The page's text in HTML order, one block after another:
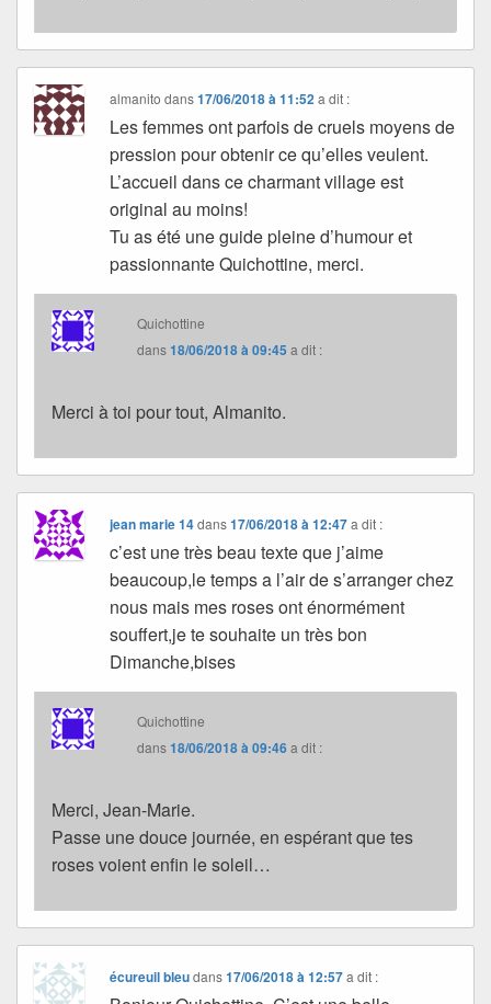
almanito dans17/06/2018 à 11:52 a dit :
Les femmes ont parfois de cruels moyens de
pression pour obtenir ce qu’elles veulent.
L’accueil dans ce charmant village est
original au moins!
Tu as été une guide pleine d’humour et
passionnante Quichottine, merci.
Quichottine
dans18/06/2018 à 09:45 a dit :
Merci à toi pour tout, Almanito.
jean marie 14dans17/06/2018 à 12:47 a dit :
c’est une très beau texte que j’aime
beaucoup,le temps a l’air de s’arranger chez
nous mais mes roses ont énormément
souffert,je te souhaite un très bon
Dimanche,bises
Quichottine
dans18/06/2018 à 09:46a dit :
Merci, Jean-Marie.
Passe une douce journée, en espérant que tes
roses voient enfin le soleil…
écureuil bleudans17/06/2018 à 12:57 a dit :